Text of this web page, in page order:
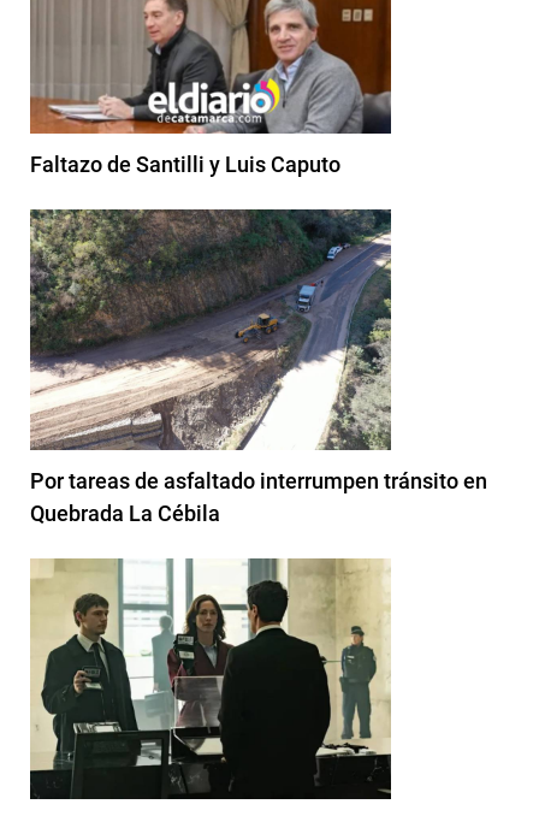
Faltazo de Santilli y Luis Caputo
Por tareas de asfaltado interrumpen tránsito en
Quebrada La Cébila